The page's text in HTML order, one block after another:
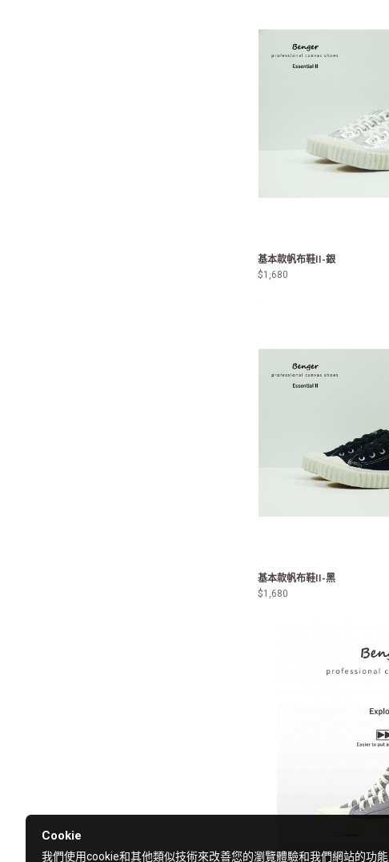
基本款帆布鞋II-銀
$1,680
基本款帆布鞋II-黑
$1,680
Cookie
我們使用cookie和其他類似技術來改善您的瀏覽體驗和我們網站的功能